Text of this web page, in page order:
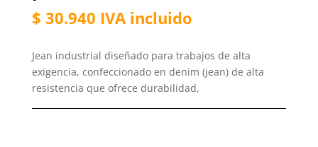
$ 30.940 IVA incluido
Jean industrial diseñado para trabajos de alta
exigencia, confeccionado en denim (jean) de alta
resistencia que ofrece durabilidad,